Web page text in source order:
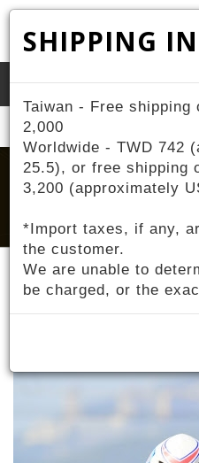
Home
Contestant
SHIPPING
Taiwan - Free shipping
2,000
Worldwide - TWD 742
25.5), or free shipping
3,200 (approximately
*Import taxes, if any,
the customer.
We are unable to
be charged, or the